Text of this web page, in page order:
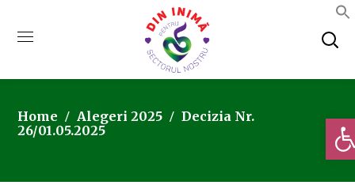
Home Alegeri 2025
Decizia Nr.
26/01.05.2025